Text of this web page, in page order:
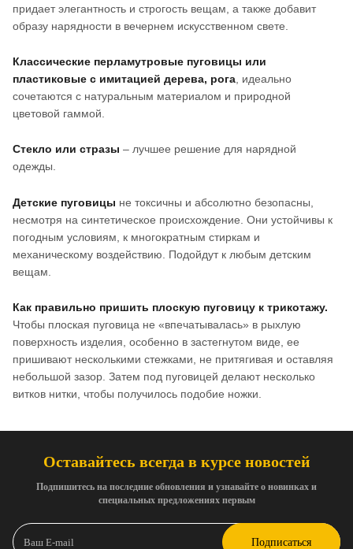
придает элегантность и строгость вещам, а также добавит
образу нарядности в вечернем искусственном свете.
Классические перламутровые пуговицы или
пластиковые с имитацией дерева, рога , идеально
сочетаются с натуральным материалом и природной
цветовой гаммой.
Стекло или стразы – лучшее решение для нарядной
одежды.
Детские пуговицы не токсичны и абсолютно безопасны,
несмотря на синтетическое происхождение. Они устойчивы к
погодным условиям, к многократным стиркам и
механическому воздействию. Подойдут к любым детским
вещам.
Как правильно пришить плоскую пуговицу к трикотажу.
Чтобы плоская пуговица не «впечатывалась» в рыхлую
поверхность изделия, особенно в застегнутом виде, ее
пришивают несколькими стежками, не притягивая и оставляя
небольшой зазор. Затем под пуговицей делают несколько
витков нитки, чтобы получилось подобие ножки.
Оставайтесь всегда в курсе новостей
Подпишитесь на последние обновления и узнавайте о новинках и
специальных предложениях первым
Подписаться